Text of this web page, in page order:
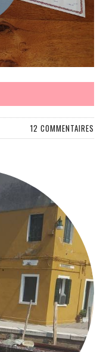
12 COMMENTAIRES